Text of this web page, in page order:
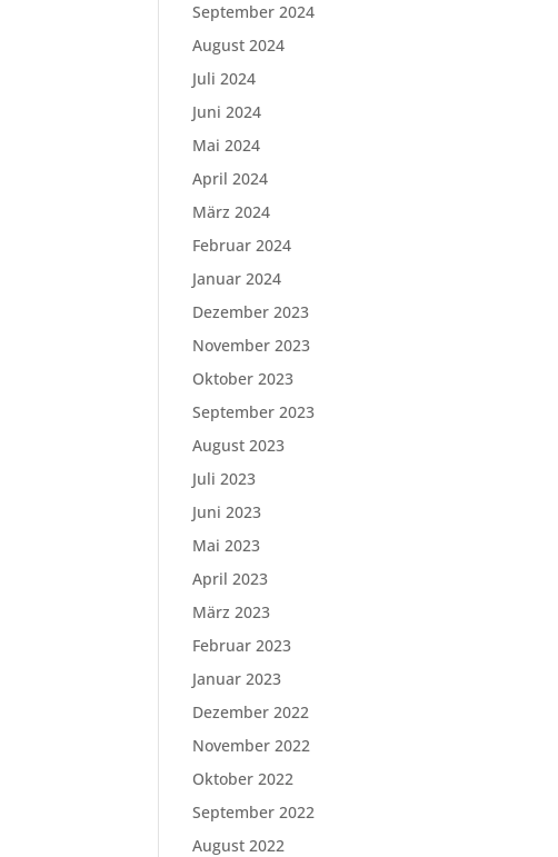
September 2024
August 2024
Juli 2024
Juni 2024
Mai 2024
April 2024
März 2024
Februar 2024
Januar 2024
Dezember 2023
November 2023
Oktober 2023
September 2023
August 2023
Juli 2023
Juni 2023
Mai 2023
April 2023
März 2023
Februar 2023
Januar 2023
Dezember 2022
November 2022
Oktober 2022
September 2022
August 2022